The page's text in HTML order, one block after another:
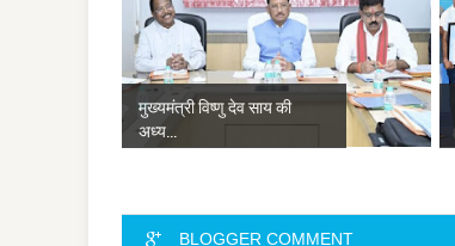
मुख्यमंत्री विष्णु देव साय की
अध्य...
BLOGGER COMMENT